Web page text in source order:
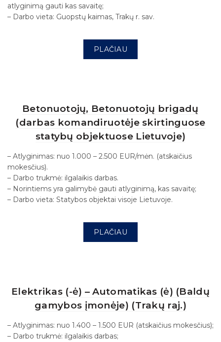
atlyginimą gauti kas savaitę;
– Darbo vieta: Guopstų kaimas, Trakų r. sav.
PLAČIAU
Betonuotojų, Betonuotojų brigadų
(darbas komandiruotėje skirtinguose
statybų objektuose Lietuvoje)
– Atlyginimas: nuo 1.000 – 2.500 EUR/mėn. (atskaičius
mokesčius).
– Darbo trukmė: ilgalaikis darbas.
– Norintiems yra galimybė gauti atlyginimą, kas savaitę;
– Darbo vieta: Statybos objektai visoje Lietuvoje.
PLAČIAU
Elektrikas (-ė) – Automatikas (ė) (Baldų
gamybos įmonėje) (Trakų raj.)
– Atlyginimas: nuo 1.400 – 1.500 EUR (atskaičius mokesčius);
– Darbo trukmė: ilgalaikis darbas;